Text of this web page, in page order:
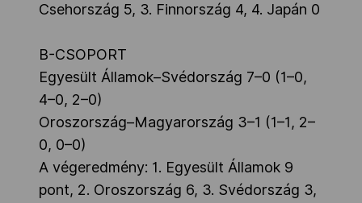
Csehország 5, 3. Finnország 4, 4. Japán 0
B-CSOPORT
Egyesült Államok–Svédország 7–0 (1–0,
4–0, 2–0)
Oroszország–Magyarország 3–1 (1–1, 2–
0, 0–0)
A végeredmény: 1. Egyesült Államok 9
pont, 2. Oroszország 6, 3. Svédország 3,